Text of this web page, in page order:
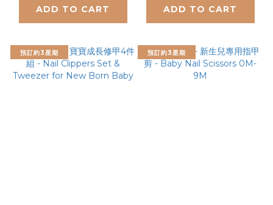
ADD TO CART ADD TO CART
預訂約3星期 預訂約3星期